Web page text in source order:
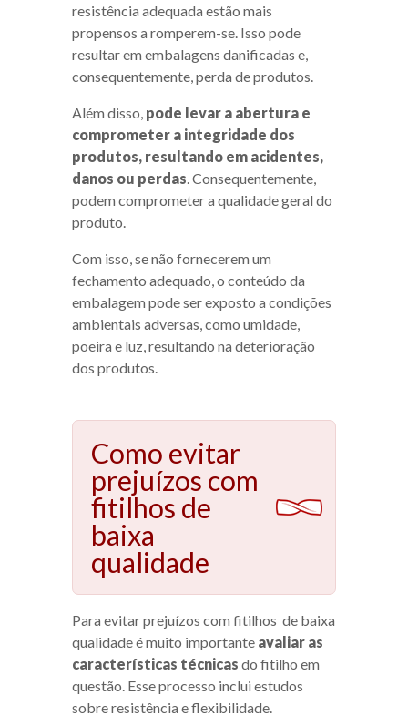
resistência adequada estão mais
propensos a romperem-se. Isso pode
resultar em embalagens danificadas e,
consequentemente, perda de produtos.
Além disso, pode levar a abertura e
comprometer a integridade dos
produtos, resultando em acidentes,
danos ou perdas. Consequentemente,
podem comprometer a qualidade geral do
produto.
Com isso, se não fornecerem um
fechamento adequado, o conteúdo da
embalagem pode ser exposto a condições
ambientais adversas, como umidade,
poeira e luz, resultando na deterioração
dos produtos.
Como evitar
prejuízos com
fitilhos de
baixa
qualidade
Para evitar prejuízos com fitilhos de baixa
qualidade é muito importante avaliar as
características técnicas do fitilho em
questão. Esse processo inclui estudos
sobre resistência e flexibilidade.